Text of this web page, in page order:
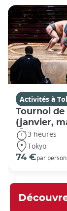
Activités à
Tournoi de
(janvier,
3 heures
Tokyo
74 €par